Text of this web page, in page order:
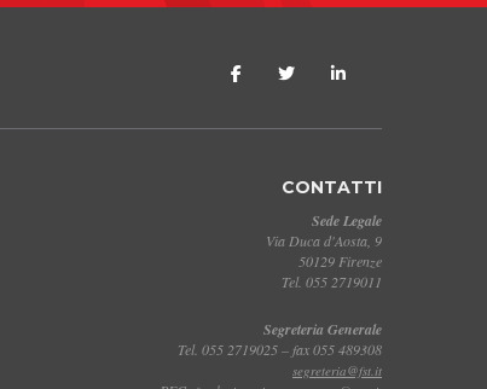
CONTATTI
Sede Legale
Via Duca d'Aosta, 9
50129 Firenze
Tel. 055 2719011
Segreteria Generale
Tel. 055 2719025 – fax 055 489308
segreteria@fst.it